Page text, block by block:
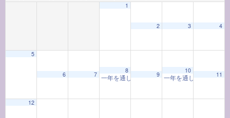
1
2 3 4
5
6 7
8
一年を通して学ぶ着物教室「着物と和の心」
9
10
一年を通して学ぶお香
11
12